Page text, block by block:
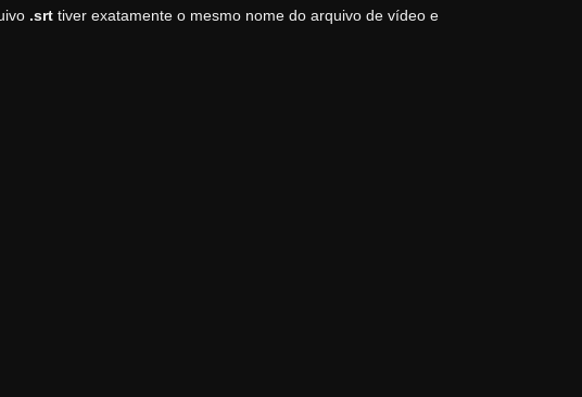
.srttiver exatamente o mesmo nome do arquivo de vídeo e